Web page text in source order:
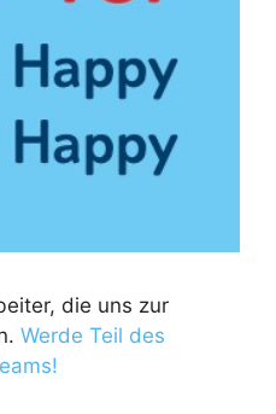
die uns zur
Werde Teil des